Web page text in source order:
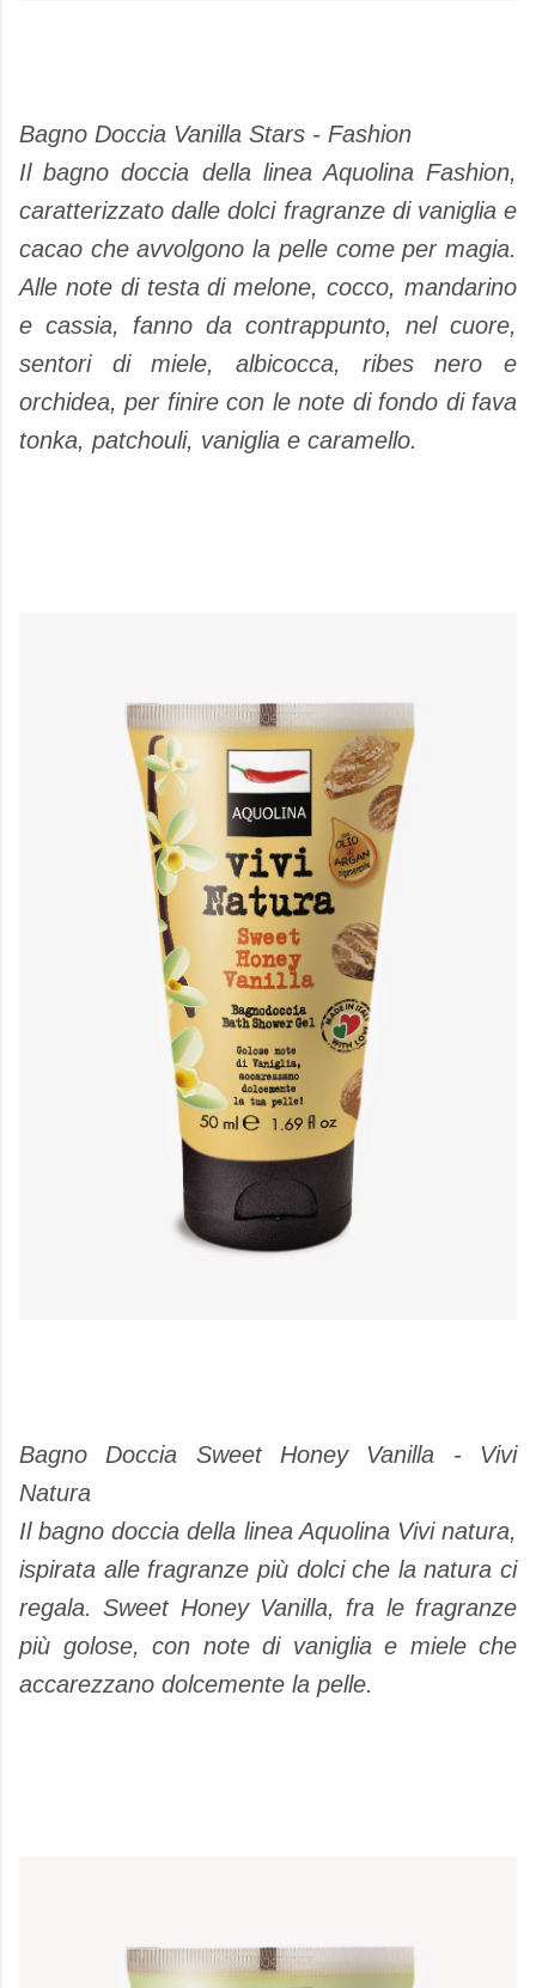
Bagno Doccia Vanilla Stars - Fashion
Il bagno doccia della linea Aquolina Fashion,
caratterizzato dalle dolci fragranze di vaniglia e
cacao che avvolgono la pelle come per magia.
Alle note di testa di melone, cocco, mandarino
e cassia, fanno da contrappunto, nel cuore,
sentori di miele, albicocca, ribes nero e
orchidea, per finire con le note di fondo di fava
tonka, patchouli, vaniglia e caramello.
Bagno Doccia Sweet Honey Vanilla - Vivi
Natura
Il bagno doccia della linea Aquolina Vivi natura,
ispirata alle fragranze più dolci che la natura ci
regala. Sweet Honey Vanilla, fra le fragranze
più golose, con note di vaniglia e miele che
accarezzano dolcemente la pelle.